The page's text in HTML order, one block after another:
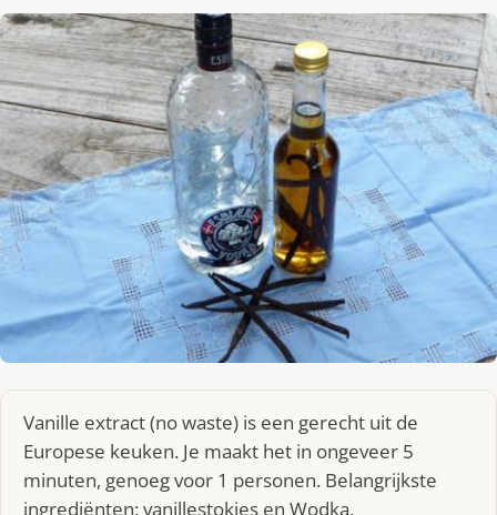
Vanille extract (no waste) is een gerecht uit de
Europese keuken. Je maakt het in ongeveer 5
minuten, genoeg voor 1 personen. Belangrijkste
ingrediënten: vanillestokjes en Wodka.